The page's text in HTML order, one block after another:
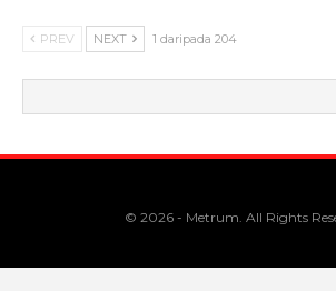
PREV NEXT 1 daripada 204
© 2026 - Metrum. All Rights